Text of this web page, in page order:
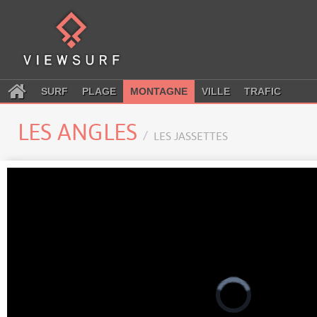
SURF PLAGE MONTAGNE VILLE TRAFIC
LES ANGLES LES JASSETTES